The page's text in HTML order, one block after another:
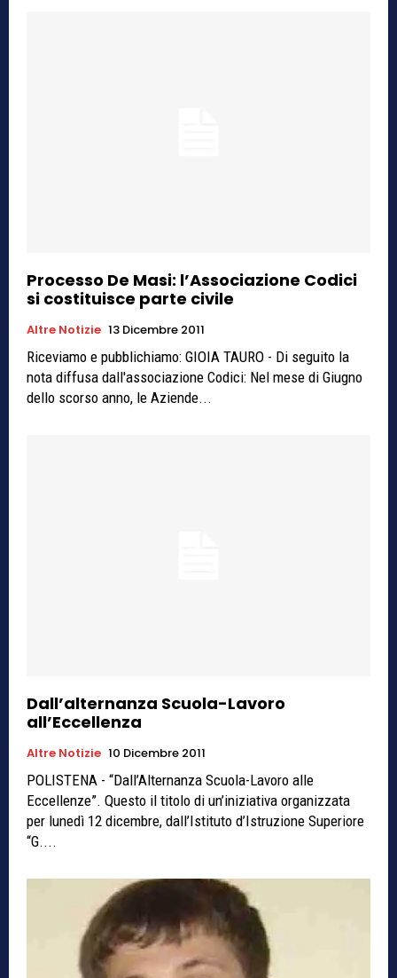
Processo De Masi: l’Associazione Codici
si costituisce parte civile
Altre Notizie 13 Dicembre 2011
Riceviamo e pubblichiamo: GIOIA TAURO - Di seguito la
nota diffusa dall'associazione Codici: Nel mese di Giugno
dello scorso anno, le Aziende...
Dall’alternanza Scuola-Lavoro
all’Eccellenza
Altre Notizie 10 Dicembre 2011
POLISTENA - “Dall’Alternanza Scuola-Lavoro alle
Eccellenze”. Questo il titolo di un’iniziativa organizzata
per lunedì 12 dicembre, dall’Istituto d’Istruzione Superiore
“G....